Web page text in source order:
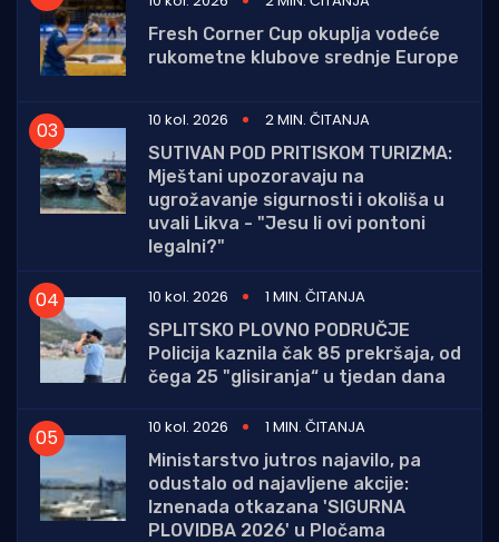
Fresh Corner Cup okuplja vodeće
rukometne klubove srednje Europe
10 kol. 2026
2 MIN. ČITANJA
SUTIVAN POD PRITISKOM TURIZMA:
Mještani upozoravaju na
ugrožavanje sigurnosti i okoliša u
uvali Likva - "Jesu li ovi pontoni
legalni?"
10 kol. 2026
1 MIN. ČITANJA
SPLITSKO PLOVNO PODRUČJE
Policija kaznila čak 85 prekršaja, od
čega 25 "glisiranja“ u tjedan dana
10 kol. 2026
1 MIN. ČITANJA
Ministarstvo jutros najavilo, pa
odustalo od najavljene akcije:
Iznenada otkazana 'SIGURNA
PLOVIDBA 2026' u Pločama